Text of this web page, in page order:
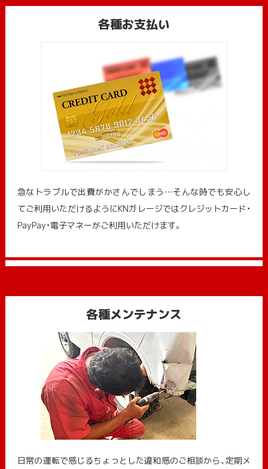
各種お支払い
急なトラブルで出費がかさんでしまう…そんな時でも安心し
てご利用いただけるようにKNガレージではクレジットカード・
PayPay・電子マネーがご利用いただけます。
各種メンテナンス
日常の運転で感じるちょっとした違和感のご相談から、定期メ